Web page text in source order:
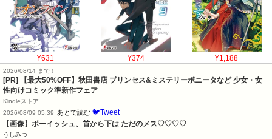
¥631 ¥374 ¥1,188
2026/08/14 まで！
[PR] 【最大50%OFF】秋田書店 プリンセス&ミステリーボニータなど 少女・女
性向けコミック準新作フェア
Kindleストア
2026/08/09 05:39
あとで読む 🐦Tweet
【画像】ボーイッシュ、首から下は ただのメス♡♡♡♡
うしみつ